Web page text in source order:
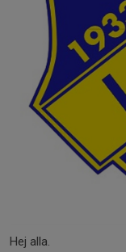
Hej alla.